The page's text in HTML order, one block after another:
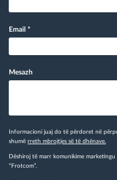
Email *
Mesazh
Informacioni juaj do të përdoret në
shumë rreth mbrojtjes së të dhënave.
Dëshiroj të marr komunikime
“Frotcom”.